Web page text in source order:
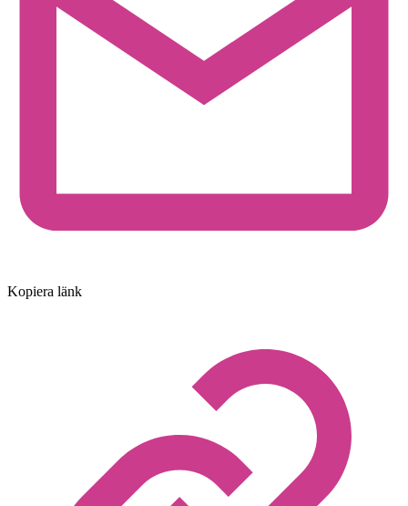
Kopiera länk